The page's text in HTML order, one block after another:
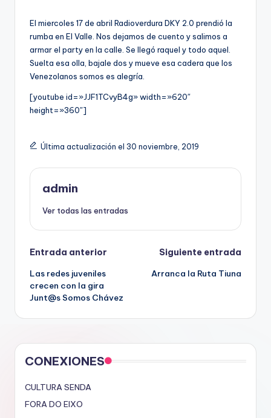
El miercoles 17 de abril Radioverdura DKY 2.0 prendió la
rumba en El Valle. Nos dejamos de cuento y salimos a
armar el party en la calle. Se llegó raquel y todo aquel.
Suelta esa olla, bajale dos y mueve esa cadera que los
Venezolanos somos es alegría.
[youtube id=»JJF1TCvyB4g» width=»620″
height=»360″]
Última actualización el 30 noviembre, 2019
admin
Ver todas las entradas
Navegación
de
entradas
Entrada anterior
Las redes juveniles
crecen con la gira
Junt@s Somos Chávez
Siguiente entrada
Arranca la Ruta Tiuna
CONEXIONES
CULTURA SENDA
FORA DO EIXO